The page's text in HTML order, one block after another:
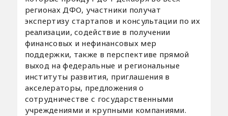
регионах ДФО, участники получат
экспертизу стартапов и консультации по их
реализации, содействие в получении
финансовых и нефинансовых мер
поддержки, также в перспективе прямой
выход на федеральные и региональные
институты развития, приглашения в
акселераторы, предложения о
сотрудничестве с государственными
учреждениями и крупными компаниями.